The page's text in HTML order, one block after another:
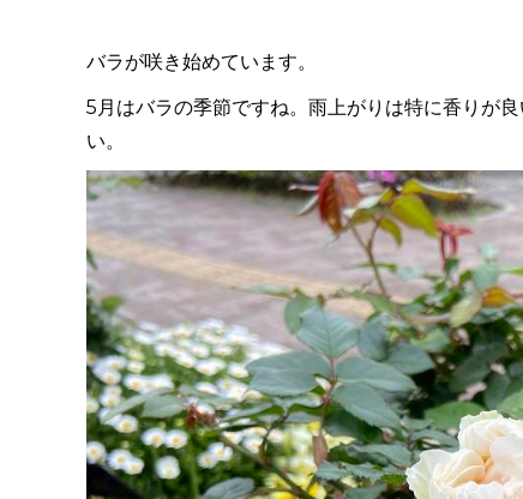
バラが咲き始めています。
5月はバラの季節ですね。雨上がりは特に香りが
い。